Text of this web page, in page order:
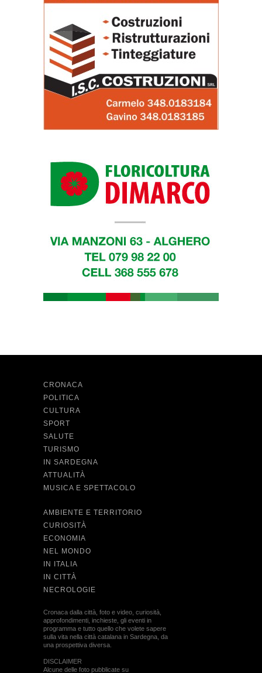
CRONACA
POLITICA
CULTURA
SPORT
SALUTE
TURISMO
IN SARDEGNA
ATTUALITÀ
MUSICA E SPETTACOLO
AMBIENTE E TERRITORIO
CURIOSITÀ
ECONOMIA
NEL MONDO
IN ITALIA
IN CITTÀ
NECROLOGIE
Cronaca dalla città, foto e video, curiosità,
approfondimenti, inchieste, gli eventi in
programma e tutto quello che volete sapere
sulla vita nella città catalana in Sardegna, da
una prospettiva diversa.
DISCLAIMER
Alcune delle foto pubblicate su